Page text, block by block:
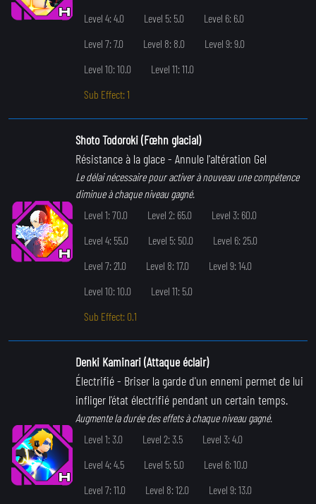
Level 4: 4.0
Level 5: 5.0
Level 6: 6.0
Level 7: 7.0
Level 8: 8.0
Level 9: 9.0
Level 10: 10.0
Level 11: 11.0
Sub Effect: 1
Shoto Todoroki (Fœhn glacial)
Résistance à la glace- Annule l'altération Gel
Le délai nécessaire pour activer à nouveau une compétence
diminue à chaque niveau gagné.
Level 1: 70.0
Level 2: 65.0
Level 3: 60.0
Level 4: 55.0
Level 5: 50.0
Level 6: 25.0
Level 7: 21.0
Level 8: 17.0
Level 9: 14.0
Level 10: 10.0
Level 11: 5.0
Sub Effect: 0.1
Denki Kaminari (Attaque éclair)
Électrifié- Briser la garde d'un ennemi permet de lui
infliger l'état électrifié pendant un certain temps.
Augmente la durée des effets à chaque niveau gagné.
Level 1: 3.0
Level 2: 3.5
Level 3: 4.0
Level 4: 4.5
Level 5: 5.0
Level 6: 10.0
Level 7: 11.0
Level 8: 12.0
Level 9: 13.0